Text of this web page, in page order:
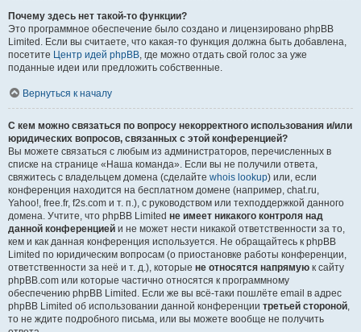
Почему здесь нет такой-то функции?
Это программное обеспечение было создано и лицензировано phpBB
Limited. Если вы считаете, что какая-то функция должна быть добавлена,
посетите Центр идей phpBB, где можно отдать свой голос за уже
поданные идеи или предложить собственные.
Вернуться к началу
С кем можно связаться по вопросу некорректного использования и/или
юридических вопросов, связанных с этой конференцией?
Вы можете связаться с любым из администраторов, перечисленных в
списке на странице «Наша команда». Если вы не получили ответа,
свяжитесь с владельцем домена (сделайте whois lookup) или, если
конференция находится на бесплатном домене (например, chat.ru,
Yahoo!, free.fr, f2s.com и т. п.), с руководством или техподдержкой данного
домена. Учтите, что phpBB Limited не имеет никакого контроля над
данной конференцией и не может нести никакой ответственности за то,
кем и как данная конференция используется. Не обращайтесь к phpBB
Limited по юридическим вопросам (о приостановке работы конференции,
ответственности за неё и т. д.), которые не относятся напрямую к сайту
phpBB.com или которые частично относятся к программному
обеспечению phpBB Limited. Если же вы всё-таки пошлёте email в адрес
phpBB Limited об использовании данной конференции третьей стороной,
то не ждите подробного письма, или вы можете вообще не получить